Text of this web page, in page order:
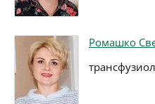
Ромашко